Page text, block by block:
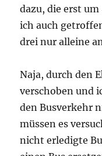
dazu, die erst
ich auch
drei nur alleine
Naja, durch den
verschoben und
den Busverkehr
müssen es
nicht erledigte